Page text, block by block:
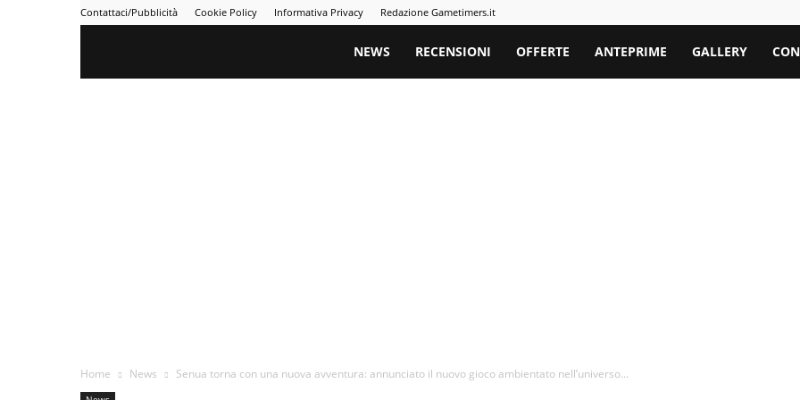
Contattaci/Pubblicità Cookie Policy Informativa Privacy Redazione Gametimers.it
Gametimers
NEWS RECENSIONI OFFERTE ANTEPRIME GALLERY
Home News Senua torna con una nuova avventura: annunciato il nuovo gioco ambientato nell’universo...